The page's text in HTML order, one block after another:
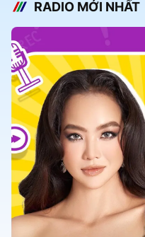
RADIO MỚI NHẤT